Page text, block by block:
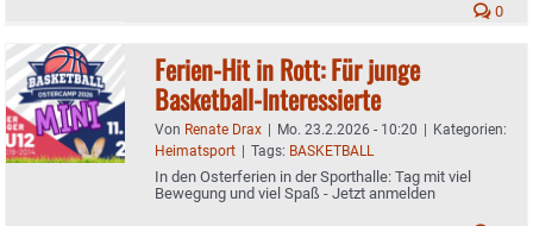
0
Ferien-Hit in Rott: Für junge
Basketball-Interessierte
Von Renate Drax | Mo. 23.2.2026 - 10:20 | Kategorien:
Heimatsport | Tags: BASKETBALL
In den Osterferien in der Sporthalle: Tag mit viel
Bewegung und viel Spaß - Jetzt anmelden